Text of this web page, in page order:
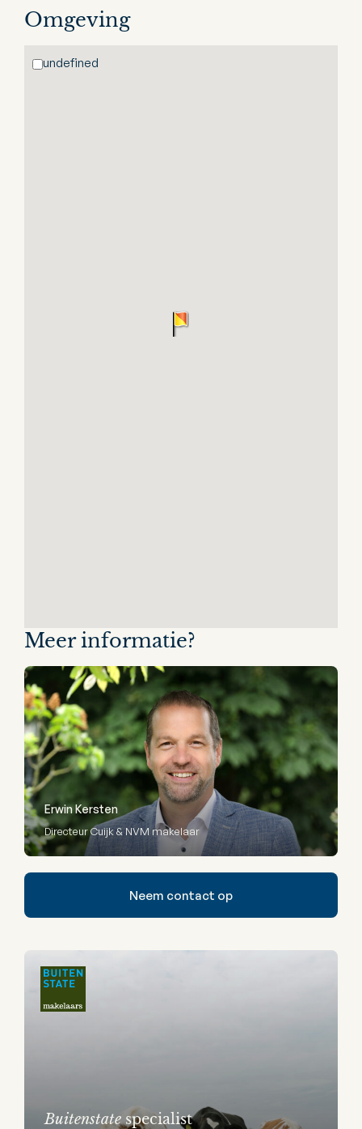
Omgeving
undefined
Meer informatie?
Erwin Kersten
Directeur Cuijk & NVM makelaar
Neem contact op
Buitenstatespecialist